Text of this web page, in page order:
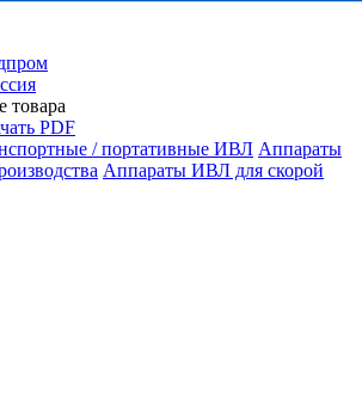
товара
PDF
/ портативные ИВЛ Аппараты
Аппараты ИВЛ для скорой